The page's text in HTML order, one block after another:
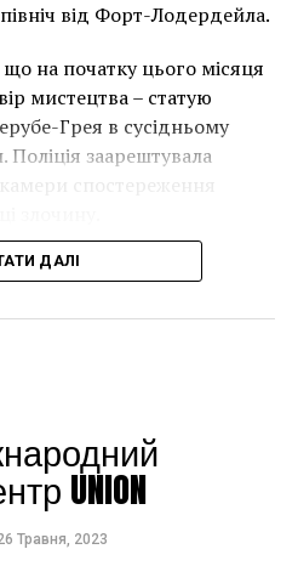
було
але з
це
що Бенксі
власників
ми
час
це
від Форт-Лодердейла.
на початку цього місяця
мистецтва – статую
Грея в сусідньому
заарештувала
спостереження
ДАЛІ
UNION
Травня, 2023